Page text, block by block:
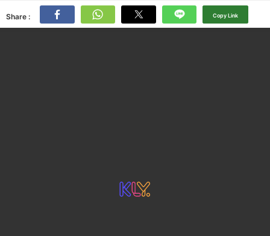
Share : Copy Link